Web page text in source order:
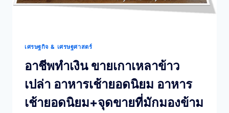
เศรษฐกิจ & เศรษฐศาสตร์
อาชีพทำเงิน ขายเกาเหลาข้าว
เปล่า อาหารเช้ายอดนิยม อาหาร
เช้ายอดนิยม+จุดขายที่มักมองข้าม